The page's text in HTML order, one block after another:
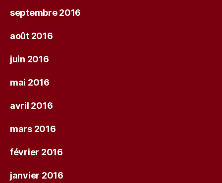
septembre 2016
août 2016
juin 2016
mai 2016
avril 2016
mars 2016
février 2016
janvier 2016